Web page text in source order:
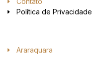
Política de Privacidade
Araraquara